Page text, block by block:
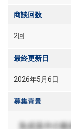
商談回数
2回
最終更新日
2026年5月6日